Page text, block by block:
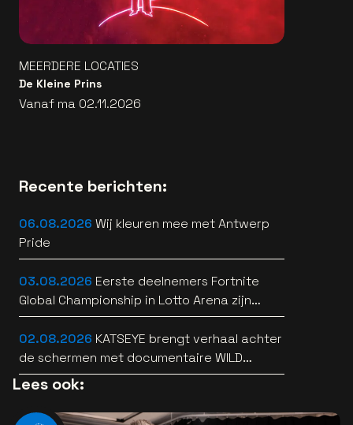
MEERDERE LOCATIES
De Kleine Prins
Vanaf ma 02.11.2026
Recente berichten:
06.08.2026 Wij kleuren mee met Antwerp
Pride
03.08.2026 Eerste deelnemers Fortnite
Global Championship in Lotto Arena zijn
bekend
02.08.2026 KATSEYE brengt verhaal achter
de schermen met documentaire WILD
HEARTS [trailer]
Lees ook: